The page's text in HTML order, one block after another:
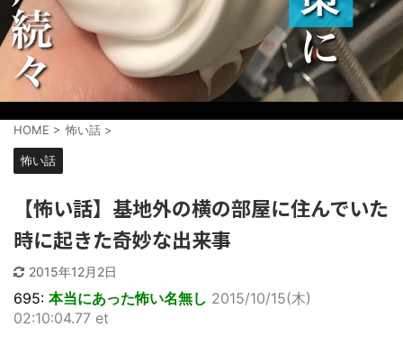
HOME > 怖い話 >
怖い話
【怖い話】基地外の横の部屋に住んでいた
時に起きた奇妙な出来事
2015年12月2日
695: 本当にあった怖い名無し 2015/10/15(木)
02:10:04.77 et